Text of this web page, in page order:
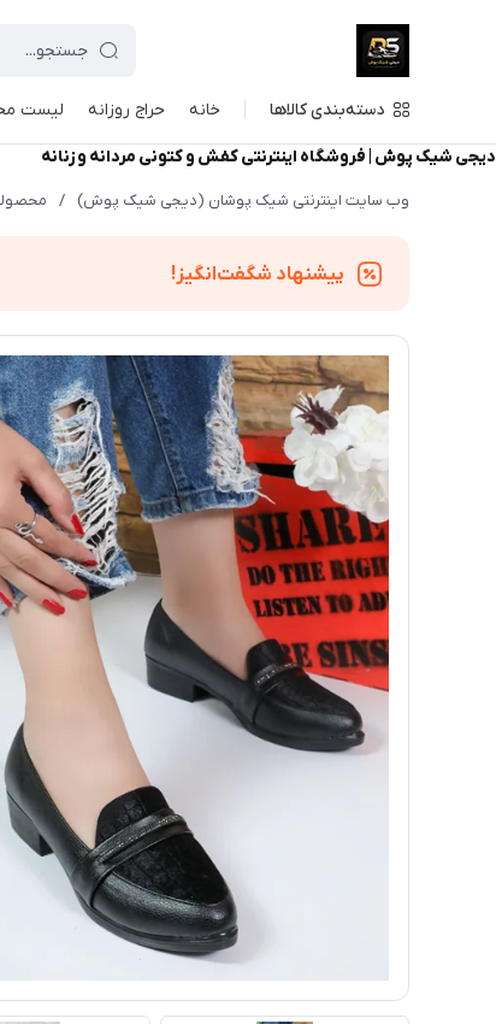
دسته‌بندی کالاها خانه حراج روزانه لیست
دیجی شیک پوش | فروشگاه اینترنتی کفش و کتونی مردانه و زنانه
وب سایت اینترنتی شیک پوشان (دیجی شیک پوش) /
پیشنهاد شگفت‌انگیز!